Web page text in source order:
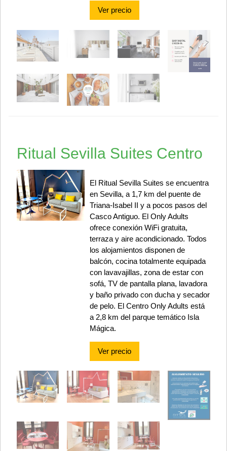
Ver precio
Ritual Sevilla Suites Centro
El Ritual Sevilla Suites se encuentra
en Sevilla, a 1,7 km del puente de
Triana-Isabel II y a pocos pasos del
Casco Antiguo. El Only Adults
ofrece conexión WiFi gratuita,
terraza y aire acondicionado. Todos
los alojamientos disponen de
balcón, cocina totalmente equipada
con lavavajillas, zona de estar con
sofá, TV de pantalla plana, lavadora
y baño privado con ducha y secador
de pelo. El Centro Only Adults está
a 2,8 km del parque temático Isla
Mágica.
Ver precio